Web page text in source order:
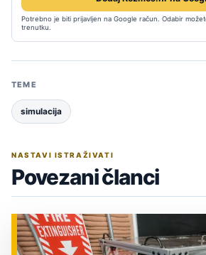
Potrebno je biti prijavljen na Google račun. Odabir
trenutku.
TEME
simulacija
NASTAVI ISTRAŽIVATI
Povezani članci